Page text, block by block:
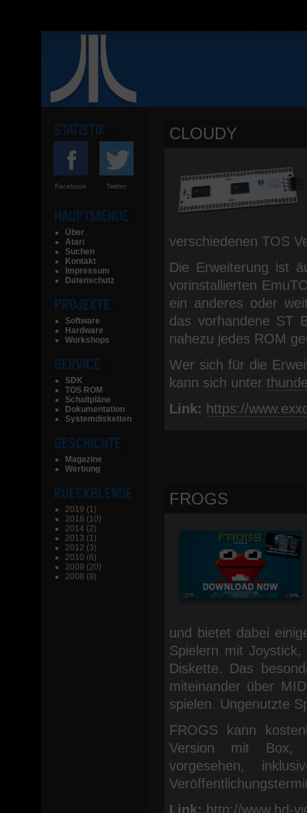
Facebook Twitter
Über...
Atari
Suchen
Kontakt
Impressum
Datenschutz
Software
Hardware
Workshops
SDK
TOS ROM
Schaltpläne
Dokumentation
Systemdisketten
Magazine
Werbung
2019 (1)
2018 (10)
2014 (2)
2013 (1)
2012 (3)
2010 (6)
2009 (20)
2008 (8)
CLOUDY
verschiedenen TOS
Die Erweiterung ist
vorinstallierten
ein anderes oder
das vorhandene ST
nahezu jedes ROM
Wer sich für die
kann sich unter
Link: https://
FROGS
und bietet dabei
Spielern mit
Diskette. Das
miteinander über
spielen. Ungenutzte
FROGS kann
Version mit Box,
vorgesehen,
Link: http://www.hd-